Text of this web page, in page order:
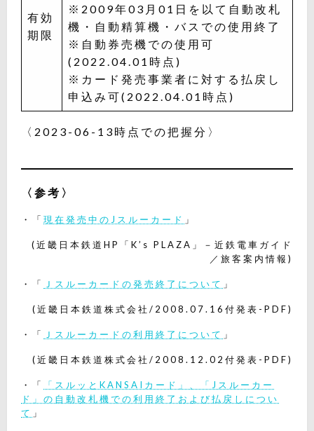
有効
期限
※2009年03月01日を以て自動改札
機・自動精算機・バスでの使用終了
※自動券売機での使用可
(2022.04.01時点)
※カード発売事業者に対する払戻し
申込み可(2022.04.01時点)
〈2023-06-13時点での把握分〉
〈参考〉
・「 現在発売中のJスルーカード 」
(近畿日本鉄道HP「K’s PLAZA」－近鉄電車ガイド
／旅客案内情報)
・「 Ｊスルーカードの発売終了について 」
(近畿日本鉄道株式会社/2008.07.16付発表-PDF)
・「 Ｊスルーカードの利用終了について 」
(近畿日本鉄道株式会社/2008.12.02付発表-PDF)
・「
「スルッとKANSAIカード」、「Jスルーカー
ド」の自動改札機での利用終了および払戻しについ
て 」